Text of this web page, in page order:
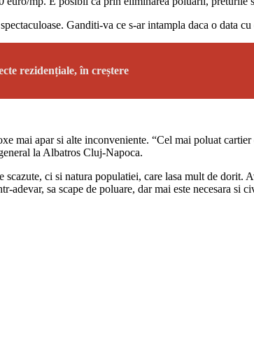
Ganditi-va ce s-ar intampla daca o data
rezidențiale, în creștere
mai apar si alte inconveniente. “Cel mai poluat
la Albatros Cluj-Napoca.
ci si natura populatiei, care lasa mult de
adevar, sa scape de poluare, dar mai este necesara si